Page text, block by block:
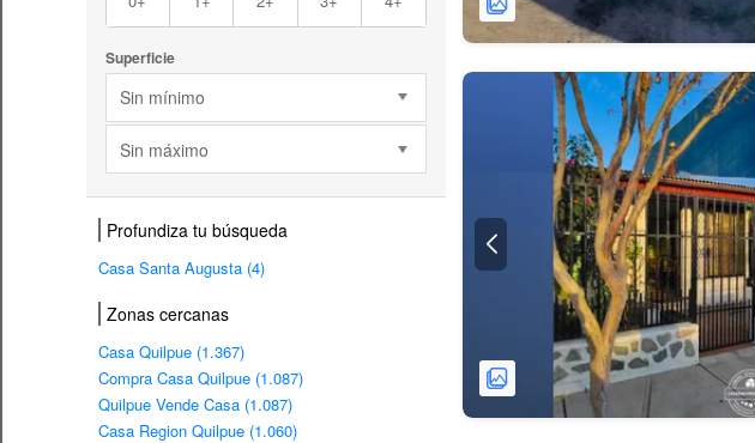
Superficie
Sin mínimo
Sin máximo
Profundiza tu búsqueda
Casa Santa Augusta (4)
Zonas cercanas
Casa Quilpue (1.367)
Compra Casa Quilpue (1.087)
Quilpue Vende Casa (1.087)
Casa Region Quilpue (1.060)